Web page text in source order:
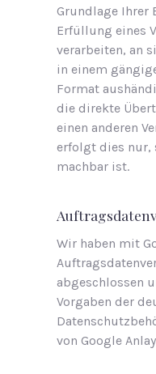
Grundlage
Erfüllung eines
verarbeiten, an
in einem
Format
die direkte
einen anderen
erfolgt dies nur,
machbar ist.
Wir haben mit
abgeschlossen
Vorgaben der
von Google